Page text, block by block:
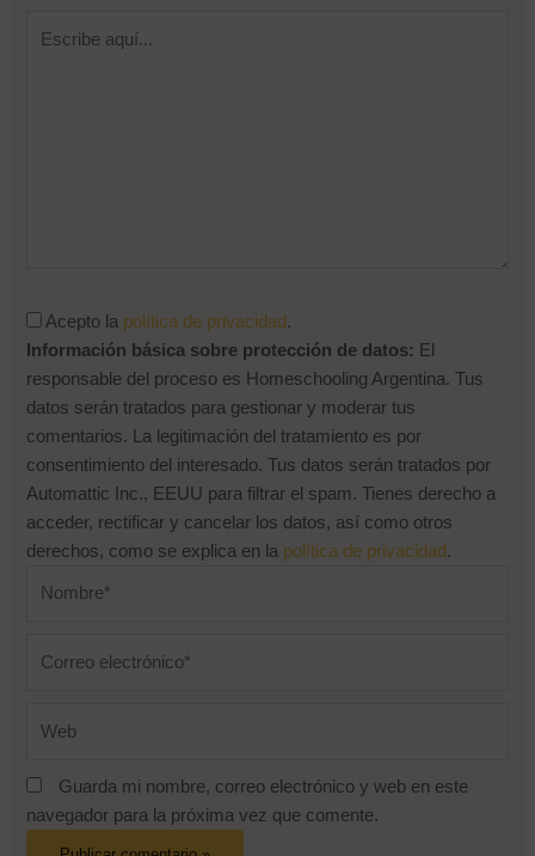
Acepto la política de privacidad.
Información básica sobre protección de datos: El
responsable del proceso es Homeschooling Argentina. Tus
datos serán tratados para gestionar y moderar tus
comentarios. La legitimación del tratamiento es por
consentimiento del interesado. Tus datos serán tratados por
Automattic Inc., EEUU para filtrar el spam. Tienes derecho a
acceder, rectificar y cancelar los datos, así como otros
derechos, como se explica en la política de privacidad.
Guarda mi nombre, correo electrónico y web en este
navegador para la próxima vez que comente.